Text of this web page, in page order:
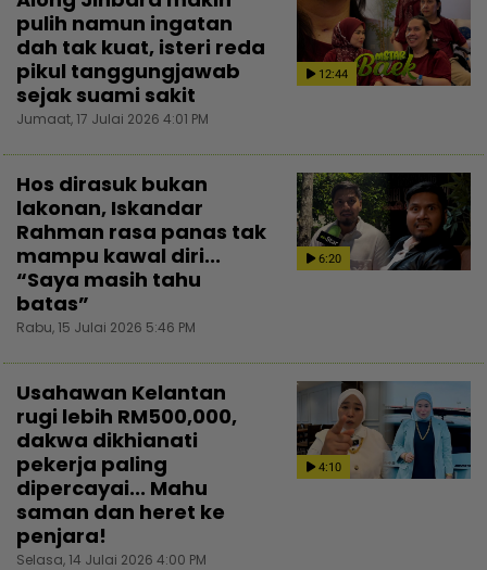
12:44
pulih namun ingatan
dah tak kuat, isteri reda
pikul tanggungjawab
sejak suami sakit
Jumaat, 17 Julai 2026 4:01 PM
6:20
Hos dirasuk bukan
lakonan, Iskandar
Rahman rasa panas tak
mampu kawal diri...
“Saya masih tahu
batas”
Rabu, 15 Julai 2026 5:46 PM
4:10
Usahawan Kelantan
rugi lebih RM500,000,
dakwa dikhianati
pekerja paling
dipercayai... Mahu
saman dan heret ke
penjara!
Selasa, 14 Julai 2026 4:00 PM